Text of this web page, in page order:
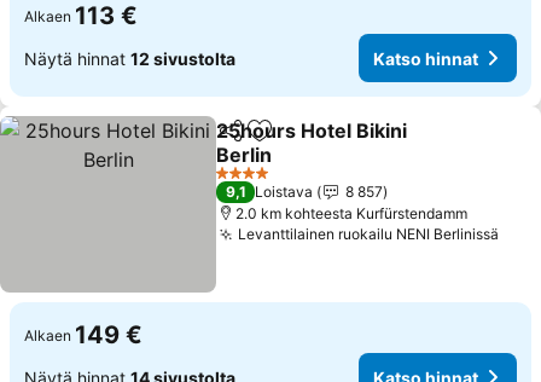
Alkaen 113 €
Näytä hinnat 12 sivustolta Katso hinnat
Jaa Lisää suosikkeihin
25hours Hotel Bikini
Berlin
Katso hinnat
4 Tähtiluokitus
9,1 Loistava
8 857
2.0 km kohteesta Kurfürstendamm
Levanttilainen ruokailu NENI Berlinissä
Alkaen 149 €
Näytä hinnat 14 sivustolta Katso hinnat